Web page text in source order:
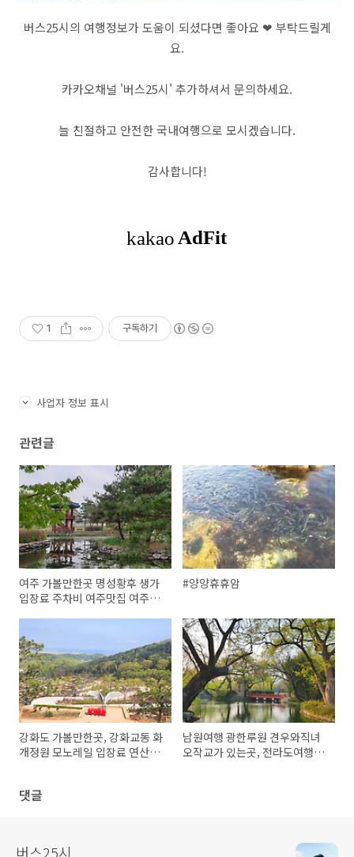
버스25시의 여행정보가 도움이 되셨다면 좋아요 ❤ 부탁드릴게
요.
카카오채널 '버스25시' 추가하셔서 문의하세요.
늘 친절하고 안전한 국내여행으로 모시겠습니다.
감사합니다!
1 구독하기
사업자 정보 표시
관련글
여주 가볼만한곳 명성황후 생가
입장료 주차비 여주맛집 여주여
#양양휴휴암
강화도 가볼만한곳, 강화교동 화
개정원 모노레일 입장료 연산군
남원여행 광한루원 견우와직녀
오작교가 있는곳, 전라도여행지
댓글
버스25시